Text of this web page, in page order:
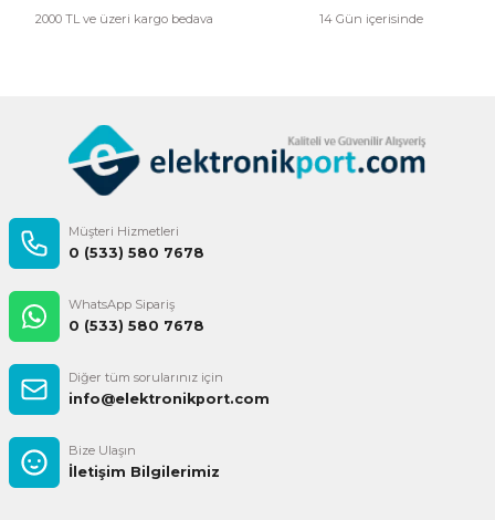
2000 TL ve üzeri kargo bedava 14 Gün içerisinde
Müşteri Hizmetleri
0 (533) 580 7678
WhatsApp Sipariş
0 (533) 580 7678
Diğer tüm sorularınız için
info@elektronikport.com
Bize Ulaşın
İletişim Bilgilerimiz